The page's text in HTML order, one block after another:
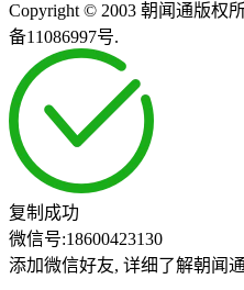
Copyright © 2003 朝闻通版权
备11086997号.
复制成功
微信号:18600423130
添加微信好友, 详细了解朝闻